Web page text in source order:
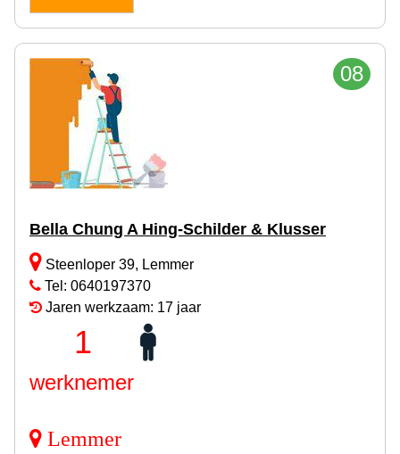
08
Bella Chung A Hing-Schilder & Klusser
Steenloper 39, Lemmer
Tel: 0640197370
Jaren werkzaam: 17 jaar
1
werknemer
Lemmer